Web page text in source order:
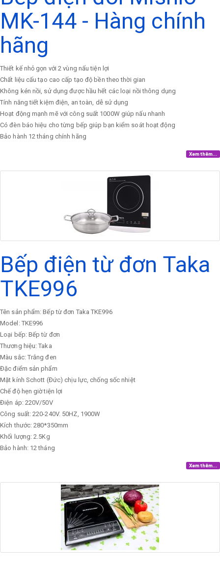
MK-144 - Hàng chính
hãng
Thiết kế nhỏ gọn với 2 vùng nấu tiện lợi
Chất liệu cấu tạo cao cấp tạo độ bền theo thời gian
Không kén nồi, sử dụng được hầu hết các loại nồi thông dụng
Tính năng tiết kiệm điện, an toàn, dễ sử dụng
Hoạt động mạnh mẽ với công suất 1000W giúp nấu nhanh
Có đèn báo hiệu cho từng bếp giúp bạn kiểm soát hoạt động
Bảo hành 12 tháng chính hãng
Xem thêm...
Bếp điện từ đơn Taka
TKE996
Tên sản phẩm: Bếp từ đơn Taka TKE996
Model: TKE996
Loại bếp: Bếp từ đơn
Thương hiệu: Taka
Màu sắc: Trắng đen
Đặc điểm sản phẩm
Mặt kính Schott (Đức) chịu lực, chống sốc nhiệt
Chế độ hẹn giờ tiện lợi
Điện áp: 220V/50V
Công suất: 220-240V. 50HZ, 1900W
Kích thước: 280*350mm
Khối lượng: 2.5Kg
Bảo hành: 12 tháng
Xem thêm...